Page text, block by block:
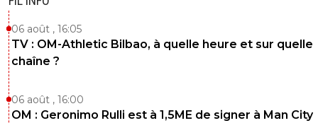
06 août , 16:05
TV : OM-Athletic Bilbao, à quelle heure et sur quelle
chaîne ?
06 août , 16:00
OM : Geronimo Rulli est à 1,5ME de signer à Man City